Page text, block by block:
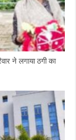
ने लगाया ठगी का